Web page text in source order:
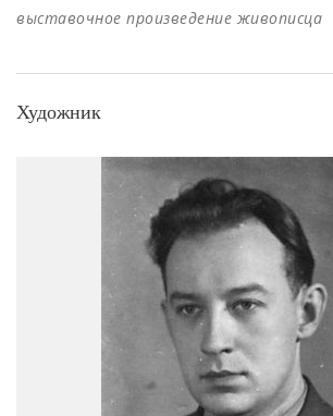
выставочное произведение живописца
Художник